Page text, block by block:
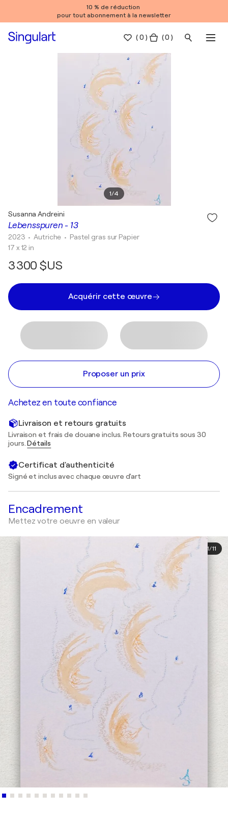
10 % de réduction
pour tout abonnement à la newsletter
(0 ) ( 0 )
1/4
Lebensspuren - 13
Susanna Andreini
2023 • Autriche • Pastel gras sur Papier
17 x 12 in
3 300 $US
Acquérir cette œuvre
Proposer un prix
Achetez en toute confiance
Livraison et retours gratuits
Livraison et frais de douane inclus. Retours gratuits sous 30
jours.Détails
Certificat d'authenticité
Signé et inclus avec chaque œuvre d'art
Encadrement
Mettez votre oeuvre en valeur
1/11